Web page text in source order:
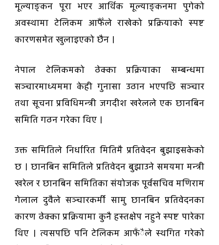
मूल्याङ्कन पूरा भएर आर्थिक मूल्याङ्कनमा पुगेको
अवस्थामा टेलिकम आफैँले राखेको प्रक्रियाको स्पष्ट
कारणसमेत खुलाइएको छैन ।
नेपाल टेलिकमको ठेक्का प्रक्रियाका सम्बन्धमा
सञ्चारमाध्यममा केही गुनासा उठान भएपछि सञ्चार
तथा सूचना प्रविधिमन्त्री जगदीश खरेलले एक छानबिन
समिति गठन गरेका थिए ।
उक्त समितिले निर्धारित मितिमै प्रतिवेदन बुझाइसकेको
छ । छानबिन समितिले प्रतिवेदन बुझाउने समयमा मन्त्री
खरेल र छानबिन समितिका संयोजक पूर्वसचिव मणिराम
गेलाल दुवैले सञ्चारकर्मी सामु छानबिन प्रतिवेदनका
कारण ठेक्का प्रक्रियामा कुनै हस्तक्षेप नहुने स्पष्ट पारेका
थिए । त्यसपछि पनि टेलिकम आफँैले स्थगित गरेको